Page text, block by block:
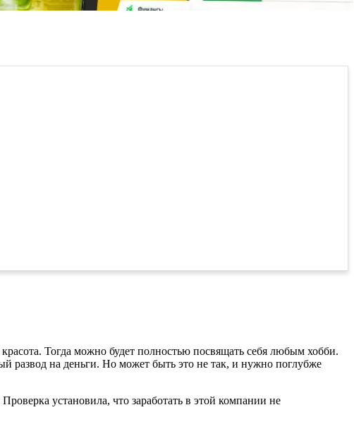
Тогда можно будет полностью посвящать себя любым хобби.
развод на деньги. Но может быть это не так, и нужно поглубже
установила, что заработать в этой компании не